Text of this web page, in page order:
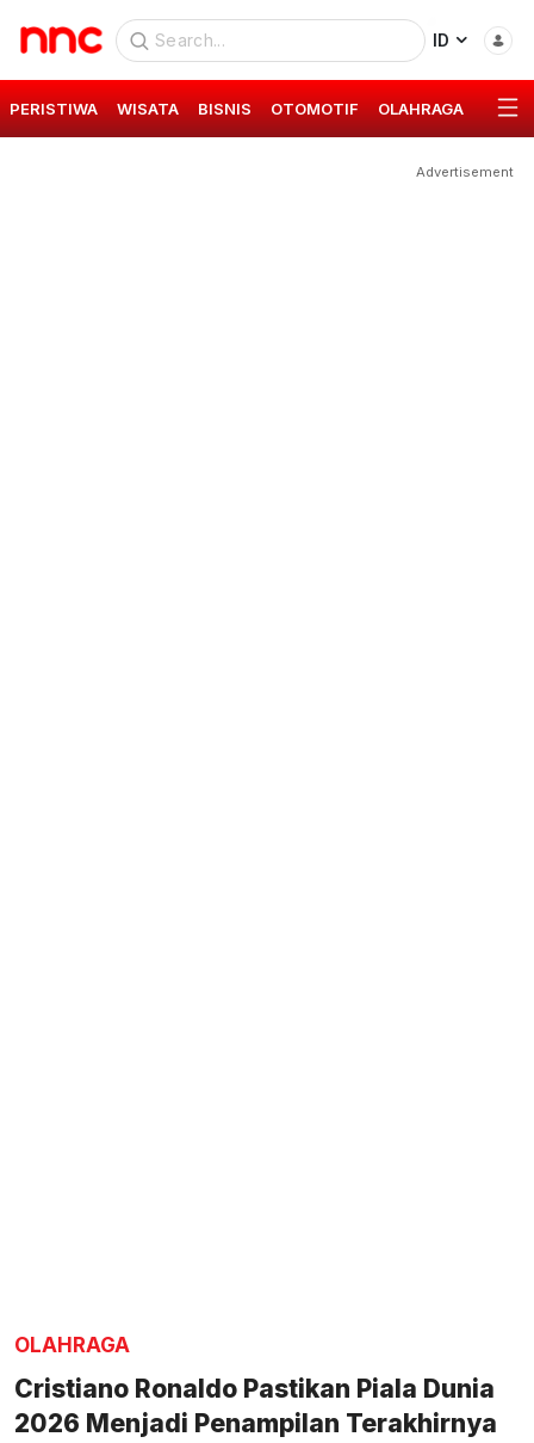
ID
PERISTIWA WISATA BISNIS OTOMOTIF OLAHRAGA GAYA
Advertisement
OLAHRAGA
Cristiano Ronaldo Pastikan Piala Dunia
2026 Menjadi Penampilan Terakhirnya